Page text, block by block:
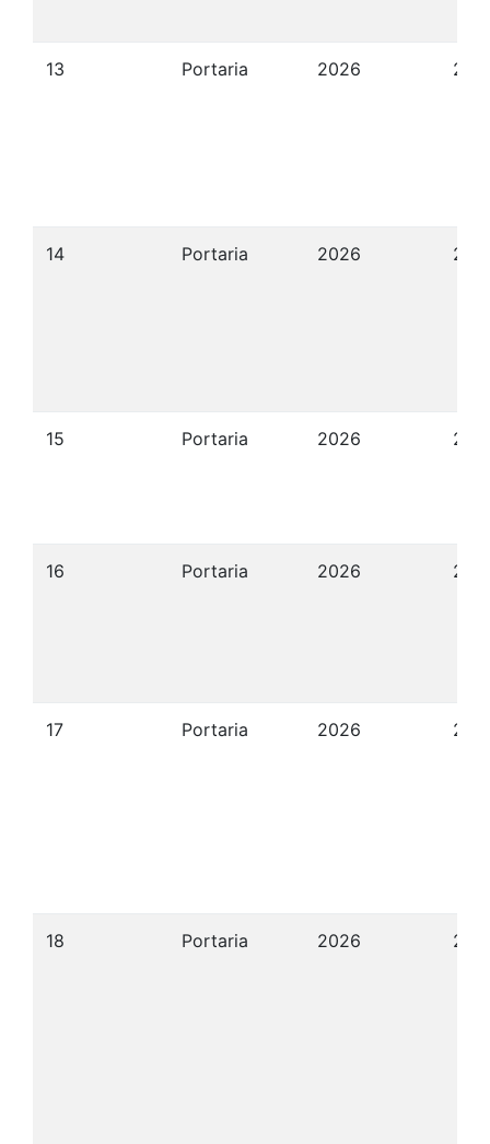
13 Portaria 2026 22/
14 Portaria 2026 22/
15 Portaria 2026 22/
16 Portaria 2026 22/
17 Portaria 2026 22/
18 Portaria 2026 22/